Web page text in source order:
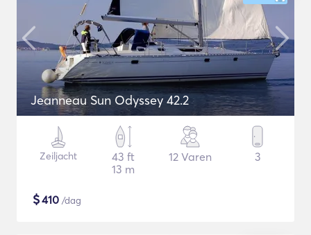
Jeanneau Sun Odyssey 42.2
Zeiljacht
43 ft
13 m
12 Varen 3
$410 /dag